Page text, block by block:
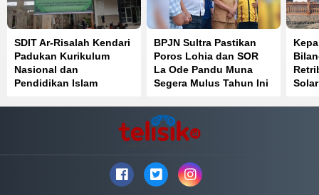
SDIT Ar-Risalah Kendari
Padukan Kurikulum
Nasional dan
Pendidikan Islam
BPJN Sultra Pastikan
Poros Lohia dan SOR
La Ode Pandu Muna
Segera Mulus Tahun Ini